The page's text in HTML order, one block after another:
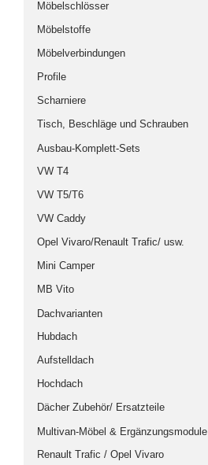
Möbelschlösser
Möbelstoffe
Möbelverbindungen
Profile
Scharniere
Tisch, Beschläge und Schrauben
Ausbau-Komplett-Sets
VW T4
VW T5/T6
VW Caddy
Opel Vivaro/Renault Trafic/ usw.
Mini Camper
MB Vito
Dachvarianten
Hubdach
Aufstelldach
Hochdach
Dächer Zubehör/ Ersatzteile
Multivan-Möbel & Ergänzungsmodule
Renault Trafic / Opel Vivaro